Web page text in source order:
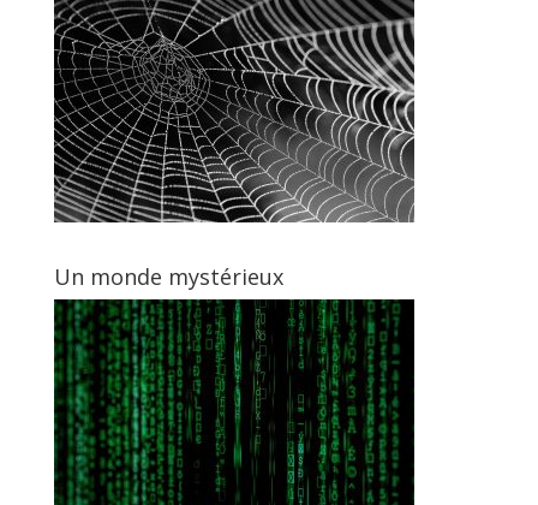
Un monde mystérieux